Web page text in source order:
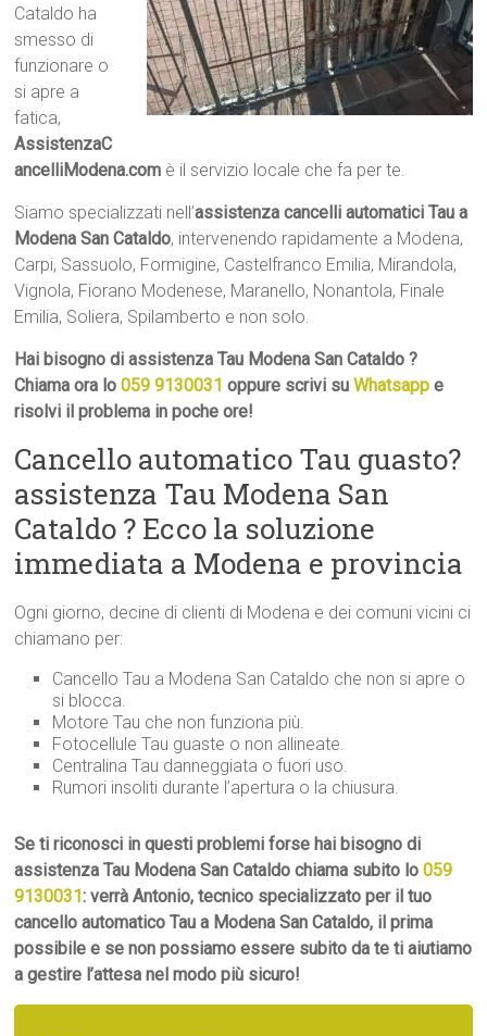
Cataldo ha
smesso di
funzionare o
si apre a
fatica,
AssistenzaC
ancelliModena.com è il servizio locale che fa per te.
Siamo specializzati nell’assistenza cancelli automatici Tau a
Modena San Cataldo, intervenendo rapidamente a Modena,
Carpi, Sassuolo, Formigine, Castelfranco Emilia, Mirandola,
Vignola, Fiorano Modenese, Maranello, Nonantola, Finale
Emilia, Soliera, Spilamberto e non solo.
Hai bisogno di assistenza Tau Modena San Cataldo ?
Chiama ora lo059 9130031 oppure scrivi suWhatsapp e
risolvi il problema in poche ore!
Cancello automatico Tau guasto?
assistenza Tau Modena San
Cataldo ? Ecco la soluzione
immediata a Modena e provincia
Ogni giorno, decine di clienti di Modena e dei comuni vicini ci
chiamano per:
Cancello Tau a Modena San Cataldo che non si apre o
si blocca.
Motore Tau che non funziona più.
Fotocellule Tau guaste o non allineate.
Centralina Tau danneggiata o fuori uso.
Rumori insoliti durante l’apertura o la chiusura.
Se ti riconosci in questi problemi forse hai bisogno di
assistenza Tau Modena San Cataldo chiama subito lo059
9130031: verrà Antonio, tecnico specializzato per il tuo
cancello automatico Tau a Modena San Cataldo, il prima
possibile e se non possiamo essere subito da te ti aiutiamo
a gestire l’attesa nel modo più sicuro!